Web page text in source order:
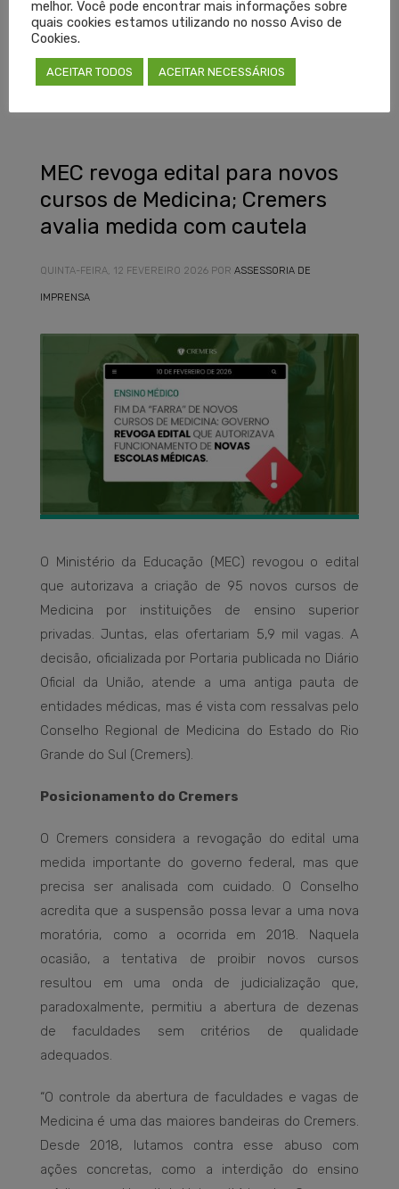
LEIA MAIS
PUBLICADO EM DESTAQUES ,NOTÍCIAS SEM COMENTÁRIOS
MEC revoga edital para novos
cursos de Medicina; Cremers
avalia medida com cautela
QUINTA-FEIRA, 12 FEVEREIRO 2026 POR ASSESSORIA DE
IMPRENSA
O Ministério da Educação (MEC) revogou o edital
que autorizava a criação de 95 novos cursos de
Medicina por instituições de ensino superior
privadas. Juntas, elas ofertariam 5,9 mil vagas. A
decisão, oficializada por Portaria publicada no Diário
Oficial da União, atende a uma antiga pauta de
entidades médicas, mas é vista com ressalvas pelo
Conselho Regional de Medicina do Estado do Rio
Grande do Sul (Cremers).
Posicionamento do Cremers
O Cremers considera a revogação do edital uma
medida importante do governo federal, mas que
precisa ser analisada com cuidado. O Conselho
acredita que a suspensão possa levar a uma nova
moratória, como a ocorrida em 2018. Naquela
ocasião, a tentativa de proibir novos cursos
resultou em uma onda de judicialização que,
paradoxalmente, permitiu a abertura de dezenas
de faculdades sem critérios de qualidade
adequados.
“O controle da abertura de faculdades e vagas de
Medicina é uma das maiores bandeiras do Cremers.
Desde 2018, lutamos contra esse abuso com
ações concretas, como a interdição do ensino
melhor. Você pode encontrar mais informações sobre
quais cookies estamos utilizando no nosso Aviso de
Cookies.
ACEITAR TODOS ACEITAR NECESSÁRIOS